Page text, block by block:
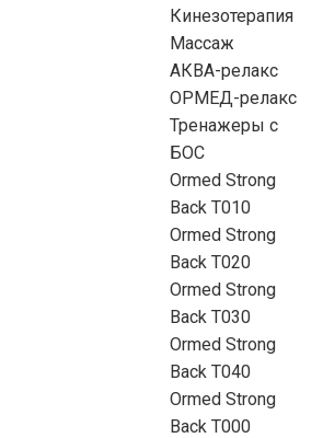
Кинезотерапия
Массаж
АКВА-релакс
ОРМЕД-релакс
Тренажеры с
БОС
Ormed Strong
Back Т010
Ormed Strong
Back Т020
Ormed Strong
Back Т030
Ormed Strong
Back Т040
Ormed Strong
Back Т000